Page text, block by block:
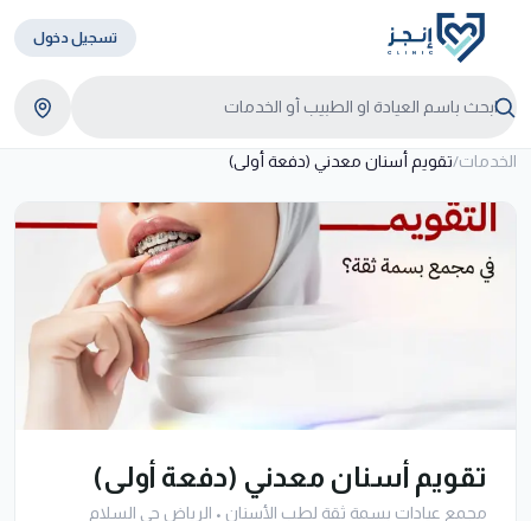
تسجيل دخول
الخدمات/تقويم أسنان معدني (دفعة أولى)
تقويم أسنان معدني (دفعة أولى)
مجمع عيادات بسمة ثقة لطب الأسنان • الرياض حى السلام